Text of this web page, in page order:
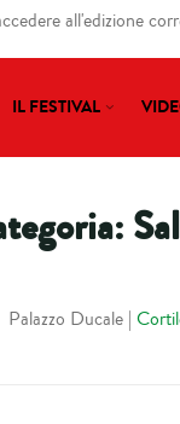
IL FESTIVAL
all'edizione
Palazzo Ducale |